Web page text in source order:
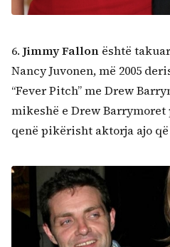
6. Jimmy Fallon është
Nancy Juvonen, më 2005
“Fever Pitch” me Drew
mikeshë e Drew Barrymoret
qenë pikërisht aktorja ajo